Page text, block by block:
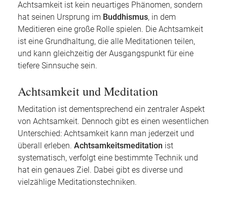
Achtsamkeit ist kein neuartiges Phänomen, sondern
hat seinen Ursprung im Buddhismus, in dem
Meditieren eine große Rolle spielen. Die Achtsamkeit
ist eine Grundhaltung, die alle Meditationen teilen,
und kann gleichzeitig der Ausgangspunkt für eine
tiefere Sinnsuche sein.
Achtsamkeit und Meditation
Meditation ist dementsprechend ein zentraler Aspekt
von Achtsamkeit. Dennoch gibt es einen wesentlichen
Unterschied: Achtsamkeit kann man jederzeit und
überall erleben. Achtsamkeitsmeditation ist
systematisch, verfolgt eine bestimmte Technik und
hat ein genaues Ziel. Dabei gibt es diverse und
vielzählige Meditationstechniken.